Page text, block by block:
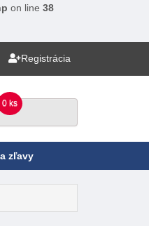
on line 38
Registrácia
0 ks
zľavy